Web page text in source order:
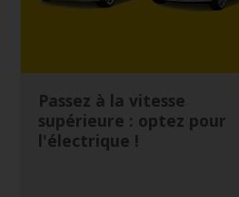
Passez à la vitesse
supérieure : optez pour
l'électrique !